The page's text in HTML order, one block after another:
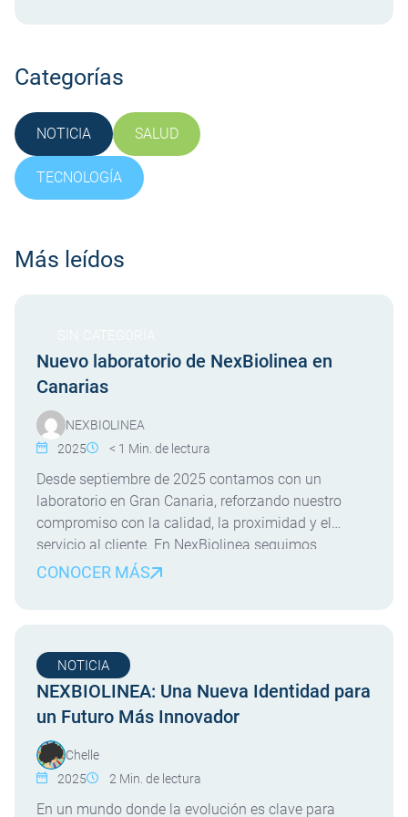
Categorías
NOTICIA SALUD
TECNOLOGÍA
Más leídos
Nuevo laboratorio de NexBiolinea en
Canarias
NEXBIOLINEA
2025
< 1 Min. de lectura
Desde septiembre de 2025 contamos con un
laboratorio en Gran Canaria, reforzando nuestro
compromiso con la calidad, la proximidad y el
servicio al cliente. En NexBiolinea seguimos
avanzando en nuestra estrategia de crecimiento y
CONOCER MÁS
NEXBIOLINEA: Una Nueva Identidad para
un Futuro Más Innovador
NOTICIA
Chelle
2025
2 Min. de lectura
En un mundo donde la evolución es clave para